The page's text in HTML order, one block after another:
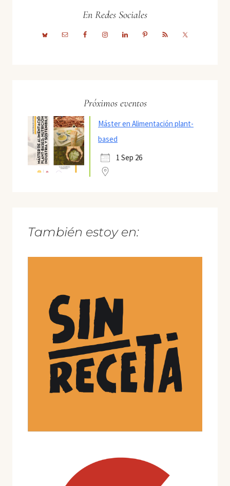
En Redes Sociales
Próximos eventos
Máster en Alimentación plant-
based
1 Sep 26
También estoy en: